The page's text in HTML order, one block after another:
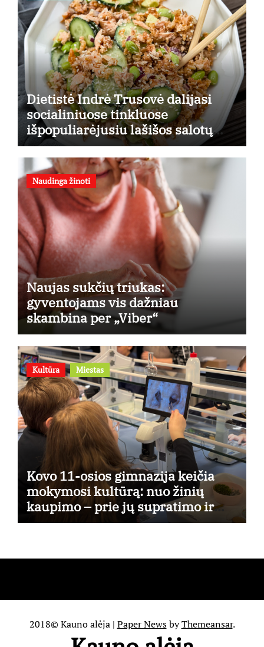
Dietistė Indrė Trusovė dalijasi
socialiniuose tinkluose
išpopuliarėjusiu lašišos salotų
receptu
Naudinga žinoti
Naujas sukčių triukas:
gyventojams vis dažniau
skambina per „Viber“
Kultūra Miestas
Kovo 11-osios gimnazija keičia
mokymosi kultūrą: nuo žinių
kaupimo – prie jų supratimo ir
taikymo
2018© Kauno alėja | Paper NewsbyThemeansar.